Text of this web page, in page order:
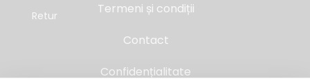
Retur
Termeni și condiții
Contact
Confidențialitate